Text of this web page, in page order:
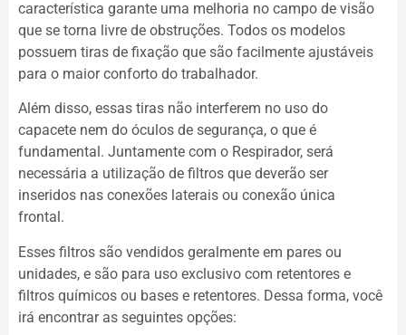
característica garante uma melhoria no campo de visão
que se torna livre de obstruções. Todos os modelos
possuem tiras de fixação que são facilmente ajustáveis
para o maior conforto do trabalhador.
Além disso, essas tiras não interferem no uso do
capacete nem do óculos de segurança, o que é
fundamental. Juntamente com o Respirador, será
necessária a utilização de filtros que deverão ser
inseridos nas conexões laterais ou conexão única
frontal.
Esses filtros são vendidos geralmente em pares ou
unidades, e são para uso exclusivo com retentores e
filtros químicos ou bases e retentores. Dessa forma, você
irá encontrar as seguintes opções: